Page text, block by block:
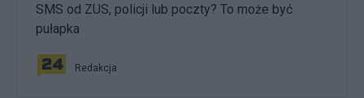
SMS od ZUS, policji lub poczty? To może być
pułapka
Redakcja